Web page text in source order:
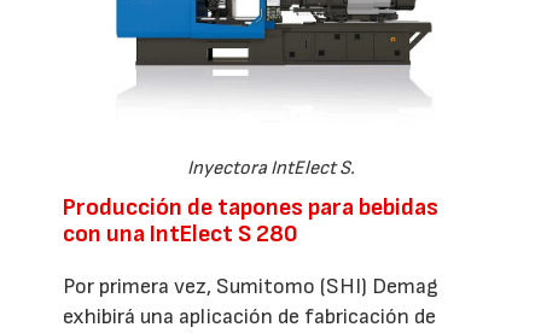
Inyectora IntElect S.
Producción de tapones para bebidas
con una IntElect S 280
Por primera vez, Sumitomo (SHI) Demag
exhibirá una aplicación de fabricación de